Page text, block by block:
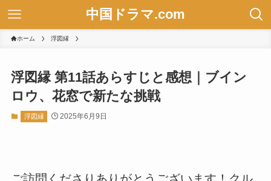
中国ドラマ.com
ホーム 浮図縁
浮図縁 第11話あらすじと感想｜ブイン
ロウ、花窓で新たな挑戦
浮図縁 2025年6月9日